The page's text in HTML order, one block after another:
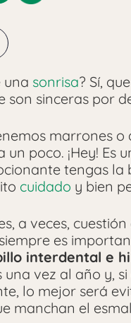
una sonrisa? Sí,
son sinceras por
marrones
poco. ¡Hey! Es
tengas la
cuidado y bien
a veces,
es
interdental e
vez al año y,
lo mejor será
manchan el